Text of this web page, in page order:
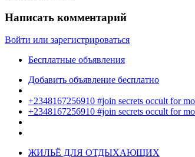
Написать комментарий
Войти или зарегистрироваться
Бесплатные объявления
Добавить объявление бесплатно
+2348167256910 #join secrets occult for
+2348167256910 #join secrets occult for
ЖИЛЬЁ ДЛЯ ОТДЫХАЮЩИХ